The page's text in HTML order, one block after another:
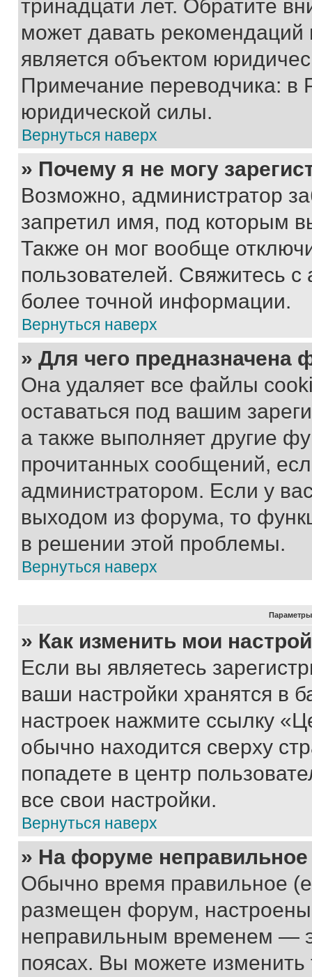
тринадцати лет. Обратите
может давать
является объектом
Примечание переводчика: в
юридической силы.
Вернуться наверх
» Почему я не могу
Возможно, администратор
запретил имя, под которым
Также он мог вообще
пользователей. Свяжитесь
более точной информации.
Вернуться наверх
» Для чего предназначена
Она удаляет все файлы
оставаться под вашим
а также выполняет другие
прочитанных сообщений,
администратором. Если у
выходом из форума, то
в решении этой проблемы.
Вернуться наверх
Параметры
» Как изменить мои
Если вы являетесь
ваши настройки хранятся в
настроек нажмите ссылку
обычно находится сверху
попадете в центр
все свои настройки.
Вернуться наверх
» На форуме
Обычно время правильное
размещен форум, настроены
неправильным временем —
поясах. Вы можете изменить